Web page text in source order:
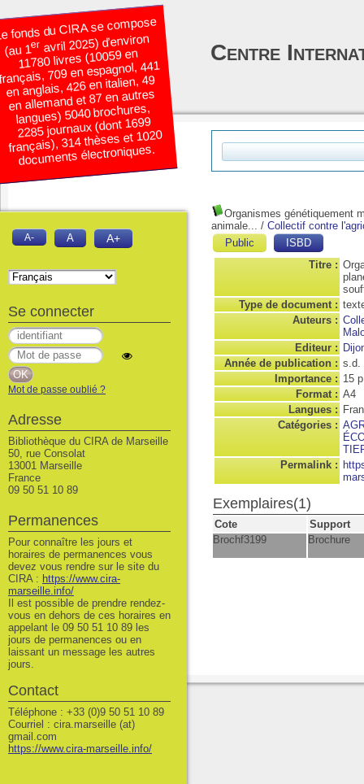
Organismes génétiquement
animale... / Collectif contre
Public
ISBD
Titre :
Type de document :
Auteurs :
Editeur :
Année de publication : s.d.
Importance : 15
Format : A4
Langues :
Catégories :
Permalink :
Exemplaires(1)
Cote
Support
Brochf3199
Brochure
fonds du CIRA se compose
(au 1eravril 2025) d’environ
11780 livres (10059 en
709 en espagnol, 441
en anglais, 426 en italien, 49
en allemand et 87 en autres
langues) 5040 brochures,
2285 journaux (dont 1699
français), 314 thèses et 1020
documents électroniques.
Centre
A- A A+
Se connecter
Mot de passe oublié ?
Adresse
Bibliothèque du CIRA de Marseille
50, rue Consolat
13001 Marseille
France
09 50 51 10 89
Permanences
Pour connaître les jours et
horaires de permanences vous
devez vous rendre sur le site du
CIRA : https://www.cira-
marseille.info/
Il est possible de prendre rendez-
vous en dehors de ces horaires en
appelant le 09 50 51 10 89 les
jours de permanences ou en
laissant un message les autres
jours.
Contact
Téléphone : +33 (0)9 50 51 10 89
Courriel : cira.marseille (at)
gmail.com
https://www.cira-marseille.info/